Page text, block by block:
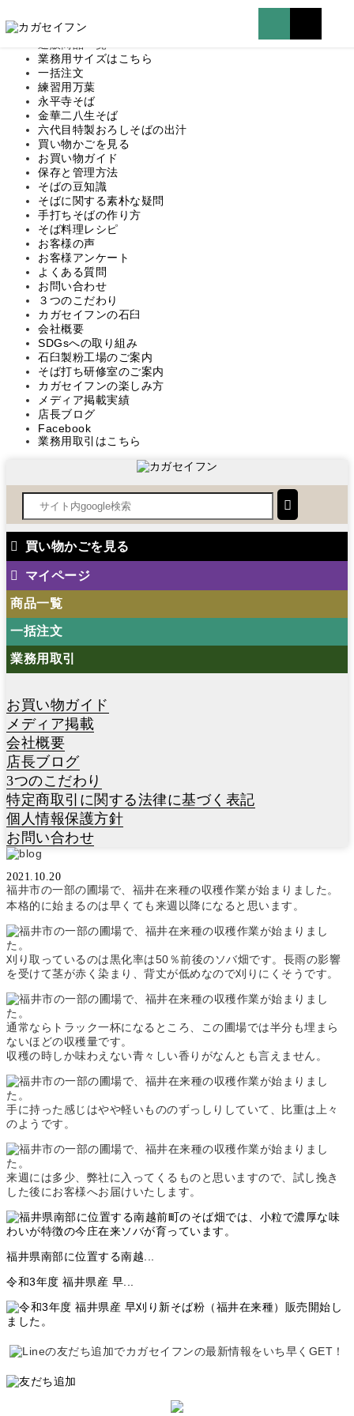
TOP
業務用サイズはこちら
一括注文
練習用万葉
永平寺そば
金華二八生そば
六代目特製おろしそばの出汁
買い物かごを見る
お買い物ガイド
保存と管理方法
そばの豆知識
そばに関する素朴な疑問
手打ちそばの作り方
そば料理レシピ
お客様の声
お客様アンケート
よくある質問
お問い合わせ
３つのこだわり
カガセイフンの石臼
会社概要
SDGsへの取り組み
石臼製粉工場のご案内
そば打ち研修室のご案内
カガセイフンの楽しみ方
メディア掲載実績
店長ブログ
Facebook
業務用取引はこちら
買い物かごを見る
マイページ
商品一覧
一括注文
業務用取引
お買い物ガイド
メディア掲載
会社概要
店長ブログ
3つのこだわり
特定商取引に関する法律に基づく表記
個人情報保護方針
お問い合わせ
2021.10.20
福井市の一部の圃場で、福井在来種の収穫作業が始まりました。
昨日から福井市内一部の圃場で試験的に福井在来新そばの刈り取
りが始まりました。
本格的に始まるのは早くても来週以降になると思います。
刈り取っているのは黒化率は50％前後のソバ畑です。長雨の影響
を受けて茎が赤く染まり、背丈が低めなので刈りにくそうです。
通常ならトラック一杯になるところ、この圃場では半分も埋まら
ないほどの収穫量です。
収穫の時しか味わえない青々しい香りがなんとも言えません。
手に持った感じはやや軽いもののずっしりしていて、比重は上々
のようです。
来週には多少、弊社に入ってくるものと思いますので、試し挽き
した後にお客様へお届けいたします。
福井県南部に位置する南越...
令和3年度 福井県産 早...